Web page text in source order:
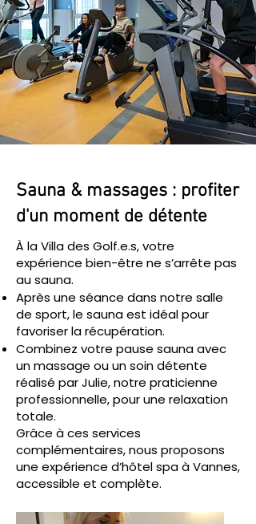
Sauna & massages : profiter
d'un moment de détente
À la Villa des Golf.e.s, votre
expérience bien-être ne s’arrête pas
au sauna.
Après une séance dans notre salle
de sport, le sauna est idéal pour
favoriser la récupération.
Combinez votre pause sauna avec
un massage ou un soin détente
réalisé par Julie, notre praticienne
professionnelle, pour une relaxation
totale.
Grâce à ces services
complémentaires, nous proposons
une expérience d’hôtel spa à Vannes,
accessible et complète.